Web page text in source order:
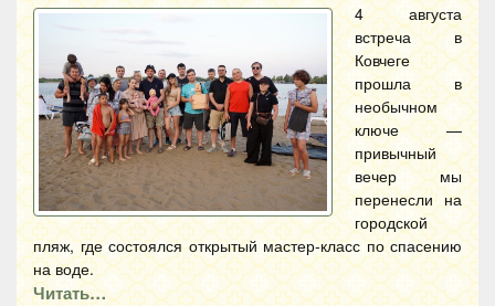
4 августа
встреча в
Ковчеге
прошла в
необычном
ключе —
привычный
вечер мы
перенесли на
городской
пляж, где состоялся открытый мастер-класс по спасению
на воде.
Читать…